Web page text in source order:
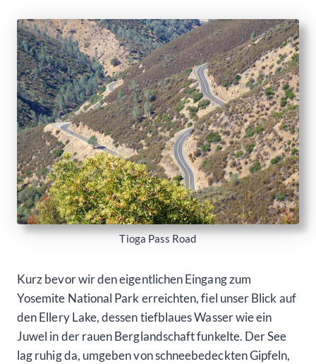
Tioga Pass Road
Kurz bevor wir den eigentlichen Eingang zum
Yosemite National Park erreichten, fiel unser Blick auf
den Ellery Lake, dessen tiefblaues Wasser wie ein
Juwel in der rauen Berglandschaft funkelte. Der See
lag ruhig da, umgeben von schneebedeckten Gipfeln,